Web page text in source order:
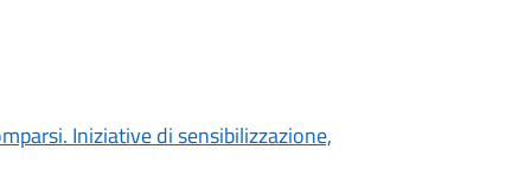
Iniziative di sensibilizzazione,